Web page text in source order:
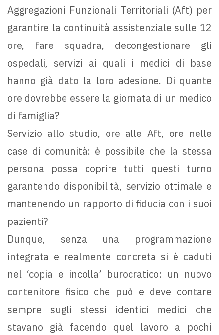
Aggregazioni Funzionali Territoriali (Aft) per
garantire la continuità assistenziale sulle 12
ore, fare squadra, decongestionare gli
ospedali, servizi ai quali i medici di base
hanno già dato la loro adesione. Di quante
ore dovrebbe essere la giornata di un medico
di famiglia?
Servizio allo studio, ore alle Aft, ore nelle
case di comunità: è possibile che la stessa
persona possa coprire tutti questi turno
garantendo disponibilità, servizio ottimale e
mantenendo un rapporto di fiducia con i suoi
pazienti?
Dunque, senza una programmazione
integrata e realmente concreta si è caduti
nel ‘copia e incolla’ burocratico: un nuovo
contenitore fisico che può e deve contare
sempre sugli stessi identici medici che
stavano già facendo quel lavoro a pochi